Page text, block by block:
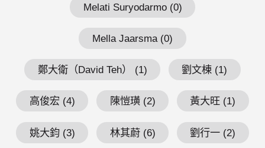
Melati Suryodarmo (0)
Mella Jaarsma (0)
鄭大衛（David Teh） (1) 劉文棟 (1)
高俊宏 (4) 陳愷璜 (2) 黃大旺 (1)
姚大鈞 (3) 林其蔚 (6) 劉行一 (2)